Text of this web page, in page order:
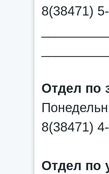
8(38471)
Отдел по
8(38471)
Отдел по